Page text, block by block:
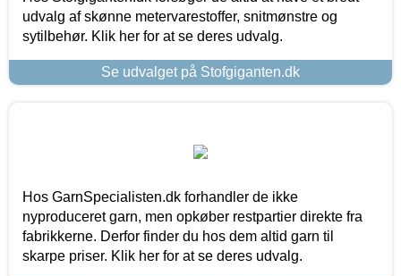
udvalg af skønne metervarestoffer, snitmønstre og
sytilbehør. Klik her for at se deres udvalg.
Se udvalget på Stofgiganten.dk
Hos GarnSpecialisten.dk forhandler de ikke
nyproduceret garn, men opkøber restpartier direkte fra
fabrikkerne. Derfor finder du hos dem altid garn til
skarpe priser. Klik her for at se deres udvalg.